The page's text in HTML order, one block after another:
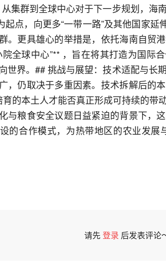
集群到全球中心对于下一步规划，海
起点，向更多“一带一路”及其他国家延
。更具雄心的举措是，依托海南自贸
全球中心”** ，旨在将其打造为国际
世界。## 挑战与展望：技术适配与长
，仍取决于多重因素。技术拆解后的
育的本土人才能否真正形成可持续的带
与粮食安全议题日益紧迫的背景下，
的合作模式，为热带地区的农业发展
请先登录 后发表评论